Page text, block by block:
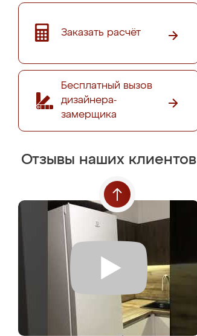
Заказать расчёт
Бесплатный вызов
дизайнера-
замерщика
Отзывы наших клиентов